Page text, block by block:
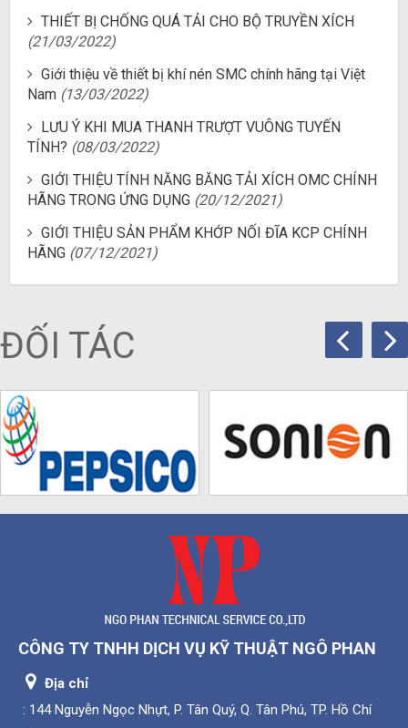
THIẾT BỊ CHỐNG QUÁ TẢI CHO BỘ TRUYỀN XÍCH
(21/03/2022)
Giới thiệu về thiết bị khí nén SMC chính hãng tại Việt
Nam (13/03/2022)
LƯU Ý KHI MUA THANH TRƯỢT VUÔNG TUYẾN
TÍNH? (08/03/2022)
GIỚI THIỆU TÍNH NĂNG BĂNG TẢI XÍCH OMC CHÍNH
HÃNG TRONG ỨNG DỤNG (20/12/2021)
GIỚI THIỆU SẢN PHẨM KHỚP NỐI ĐĨA KCP CHÍNH
HÃNG (07/12/2021)
ĐỐI TÁC
CÔNG TY TNHH DỊCH VỤ KỸ THUẬT NGÔ PHAN
Địa chỉ
: 144 Nguyễn Ngọc Nhựt, P. Tân Quý, Q. Tân Phú, TP. Hồ Chí